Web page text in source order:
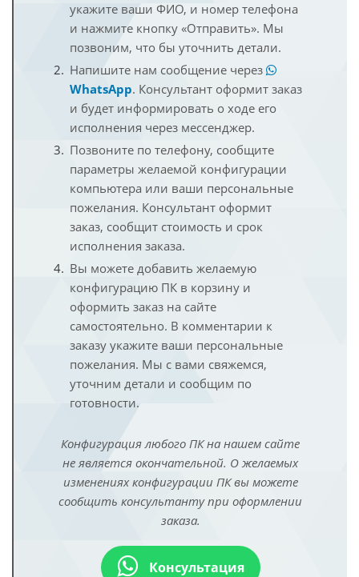
укажите ваши ФИО, и номер телефона
и нажмите кнопку «Отправить». Мы
позвоним, что бы уточнить детали.
Напишите нам сообщение через
WhatsApp. Консультант оформит заказ
и будет информировать о ходе его
исполнения через мессенджер.
Позвоните по телефону, сообщите
параметры желаемой конфигурации
компьютера или ваши персональные
пожелания. Консультант оформит
заказ, сообщит стоимость и срок
исполнения заказа.
Вы можете добавить желаемую
конфигурацию ПК в корзину и
оформить заказ на сайте
самостоятельно. В комментарии к
заказу укажите ваши персональные
пожелания. Мы с вами свяжемся,
уточним детали и сообщим по
готовности.
Конфигурация любого ПК на нашем сайте
не является окончательной. О желаемых
изменениях конфигурации ПК вы можете
сообщить консультанту при оформлении
заказа.
Консультация